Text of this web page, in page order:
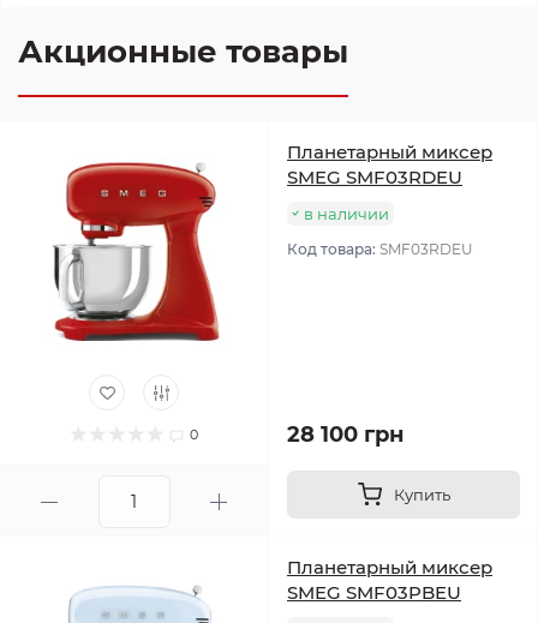
Акционные товары
0
Планетарный миксер
SMEG SMF03RDEU
в наличии
Код товара: SMF03RDEU
28 100 грн
Купить
Планетарный миксер
SMEG SMF03PBEU